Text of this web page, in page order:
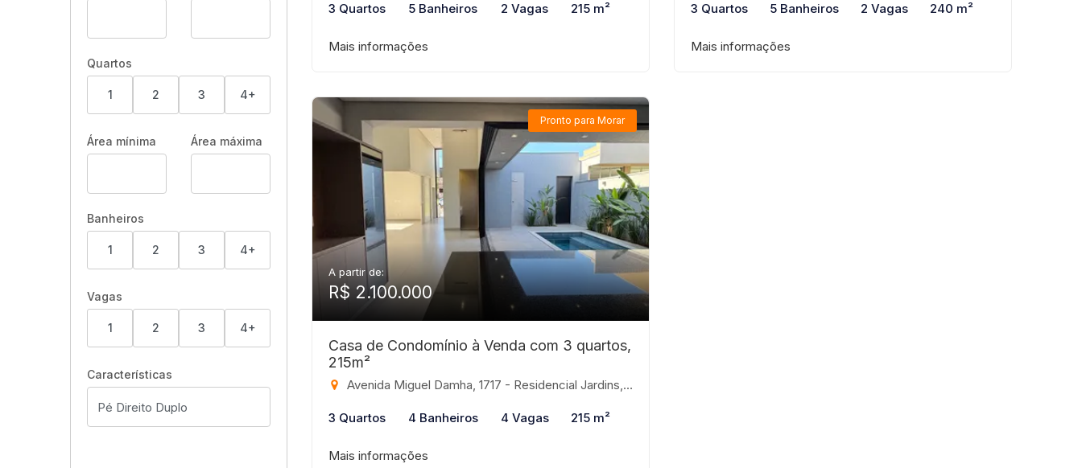
Quartos
1 2 3 4+
Área mínima Área máxima
Banheiros
1 2 3 4+
Vagas
1 2 3 4+
Características
3 Quartos 5 Banheiros 2 Vagas 215 m²
Mais informações
3 Quartos 5 Banheiros 2 Vagas 240 m²
Mais informações
Pronto para Morar
A partir de:
R$ 2.100.000
Casa de Condomínio à Venda com 3 quartos,
215m²
Avenida Miguel Damha, 1717 - Residencial Jardins, São José do Rio Preto-SP
3 Quartos 4 Banheiros 4 Vagas 215 m²
Mais informações